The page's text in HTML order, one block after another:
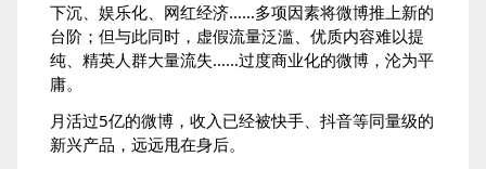
下沉、娱乐化、网红经济……多项因素将微博推上新的
台阶；但与此同时，虚假流量泛滥、优质内容难以提
纯、精英人群大量流失……过度商业化的微博，沦为平
庸。
月活过5亿的微博，收入已经被快手、抖音等同量级的
新兴产品，远远甩在身后。